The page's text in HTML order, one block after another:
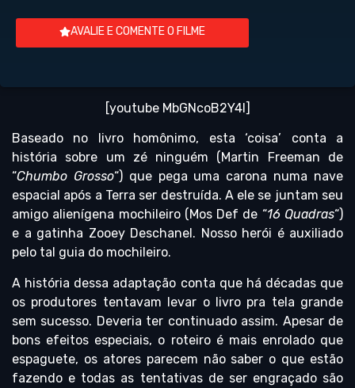
AVALIE E COMENTE O FILME
[youtube MbGNcoB2Y4I]
Baseado no livro homônimo, esta ‘coisa’ conta a
história sobre um zé ninguém (Martin Freeman de
“Chumbo Grosso“) que pega uma carona numa nave
espacial após a Terra ser destruída. A ele se juntam seu
amigo alienígena mochileiro (Mos Def de “16 Quadras“)
e a gatinha Zooey Deschanel. Nosso herói é auxiliado
pelo tal guia do mochileiro.
A história dessa adaptação conta que há décadas que
os produtores tentavam levar o livro pra tela grande
sem sucesso. Deveria ter continuado assim. Apesar de
bons efeitos especiais, o roteiro é mais enrolado que
espaguete, os atores parecem não saber o que estão
fazendo e todas as tentativas de ser engraçado são